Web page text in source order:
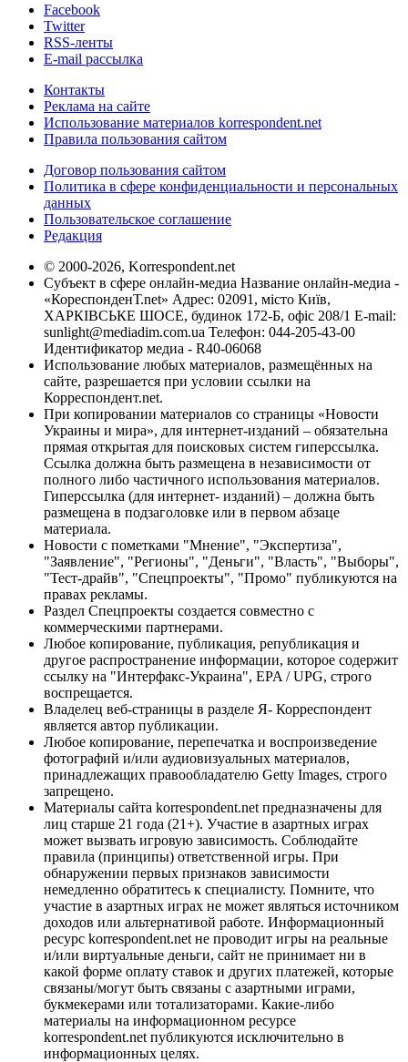
Facebook
Twitter
RSS-ленты
E-mail рассылка
Контакты
Реклама на сайте
Использование материалов korrespondent.net
Правила пользования сайтом
Договор пользования сайтом
Политика в сфере конфиденциальности и персональных
данных
Пользовательское соглашение
Редакция
© 2000-2026, Korrespondent.net
Субъект в сфере онлайн-медиа Название онлайн-медиа -
«КореспонденТ.net» Адрес: 02091, місто Київ,
ХАРКІВСЬКЕ ШОСЕ, будинок 172-Б, офіс 208/1 E-mail:
sunlight@mediadim.com.ua Телефон: 044-205-43-00
Идентификатор медиа - R40-06068
Использование любых материалов, размещённых на
сайте, разрешается при условии ссылки на
Корреспондент.net.
При копировании материалов со страницы «Новости
Украины и мира», для интернет-изданий – обязательна
прямая открытая для поисковых систем гиперссылка.
Ссылка должна быть размещена в независимости от
полного либо частичного использования материалов.
Гиперссылка (для интернет- изданий) – должна быть
размещена в подзаголовке или в первом абзаце
материала.
Новости с пометками "Мнение", "Экспертиза",
"Заявление", "Регионы", "Деньги", "Власть", "Выборы",
"Тест-драйв", "Спецпроекты", "Промо" публикуются на
правах рекламы.
Раздел Спецпроекты создается совместно с
коммерческими партнерами.
Любое копирование, публикация, републикация и
другое распространение информации, которое содержит
ссылку на "Интерфакс-Украина", EPA / UPG, строго
воспрещается.
Владелец веб-страницы в разделе Я- Корреспондент
является автор публикации.
Любое копирование, перепечатка и воспроизведение
фотографий и/или аудиовизуальных материалов,
принадлежащих правообладателю Getty Images, строго
запрещено.
Материалы сайта korrespondent.net предназначены для
лиц старше 21 года (21+). Участие в азартных играх
может вызвать игровую зависимость. Соблюдайте
правила (принципы) ответственной игры. При
обнаружении первых признаков зависимости
немедленно обратитесь к специалисту. Помните, что
участие в азартных играх не может являться источником
доходов или альтернативой работе. Информационный
ресурс korrespondent.net не проводит игры на реальные
и/или виртуальные деньги, сайт не принимает ни в
какой форме оплату ставок и других платежей, которые
связаны/могут быть связаны с азартными играми,
букмекерами или тотализаторами. Какие-либо
материалы на информационном ресурсе
korrespondent.net публикуются исключительно в
информационных целях.